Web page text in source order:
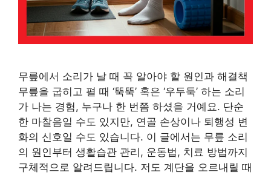
무릎에서 소리가 날 때 꼭 알아야 할 원인과 해결책
무릎을 굽히고 펼 때 ‘뚝뚝’ 혹은 ‘우두둑’ 하는 소리
가 나는 경험, 누구나 한 번쯤 하셨을 거예요. 단순
한 마찰음일 수도 있지만, 연골 손상이나 퇴행성 변
화의 신호일 수도 있습니다. 이 글에서는 무릎 소리
의 원인부터 생활습관 관리, 운동법, 치료 방법까지
구체적으로 알려드립니다. 저도 계단을 오르내릴 때